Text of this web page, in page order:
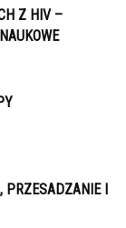
Z HIV –
I